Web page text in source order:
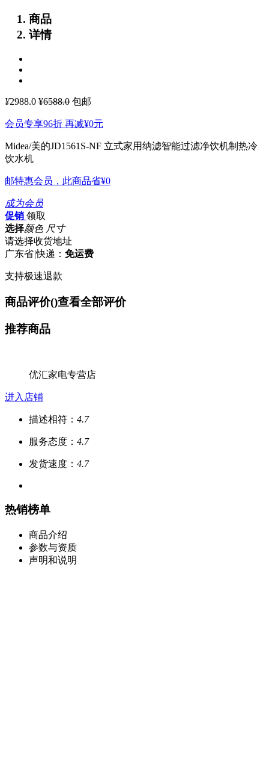
商品
详情
¥2988.0 ¥6588.0 包邮
会员专享96折 再减¥0元
Midea/美的JD1561S-NF 立式家用纳滤智能过滤净饮机制热冷
饮水机
邮特惠会员，此商品省¥0
成为会员
促销 领取
选择颜色 尺寸
请选择收货地址
广东省|快递： 免运费
支持极速退款
商品评价()查看全部评价
推荐商品
优汇家电专营店
进入店铺
描述相符： 4.7
服务态度： 4.7
发货速度： 4.7
热销榜单
商品介绍
参数与资质
声明和说明